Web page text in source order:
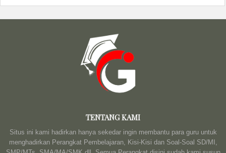
TENTANG KAMI
Situs ini kami hadirkan hanya sekedar ingin membantu para guru untuk
menghadirkan Perangkat Pembelajaran, Kisi-Kisi dan Soal-Soal SD/MI,